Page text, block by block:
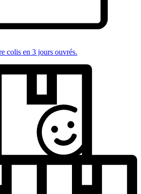
colis en 3 jours ouvrés.